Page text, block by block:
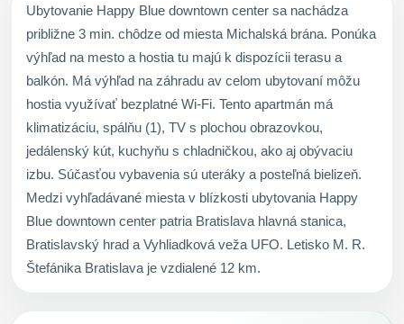
Ubytovanie Happy Blue downtown center sa nachádza
približne 3 min. chôdze od miesta Michalská brána. Ponúka
výhľad na mesto a hostia tu majú k dispozícii terasu a
balkón. Má výhľad na záhradu av celom ubytovaní môžu
hostia využívať bezplatné Wi-Fi. Tento apartmán má
klimatizáciu, spálňu (1), TV s plochou obrazovkou,
jedálenský kút, kuchyňu s chladničkou, ako aj obývaciu
izbu. Súčasťou vybavenia sú uteráky a posteľná bielizeň.
Medzi vyhľadávané miesta v blízkosti ubytovania Happy
Blue downtown center patria Bratislava hlavná stanica,
Bratislavský hrad a Vyhliadková veža UFO. Letisko M. R.
Štefánika Bratislava je vzdialené 12 km.